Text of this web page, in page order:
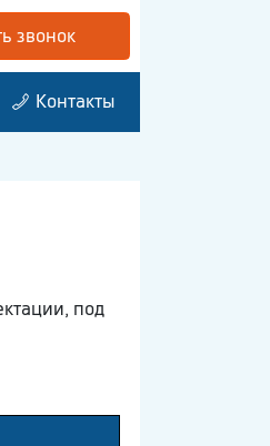
звонок
Контакты
под